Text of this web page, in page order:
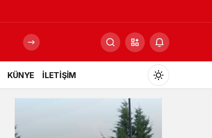
KÜNYE İLETİŞİM
Mod
değiştir